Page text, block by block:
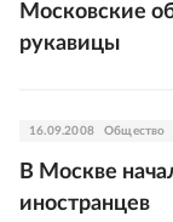
Московские
рукавицы
16.09.2008 Общество
В Москве
иностранцев